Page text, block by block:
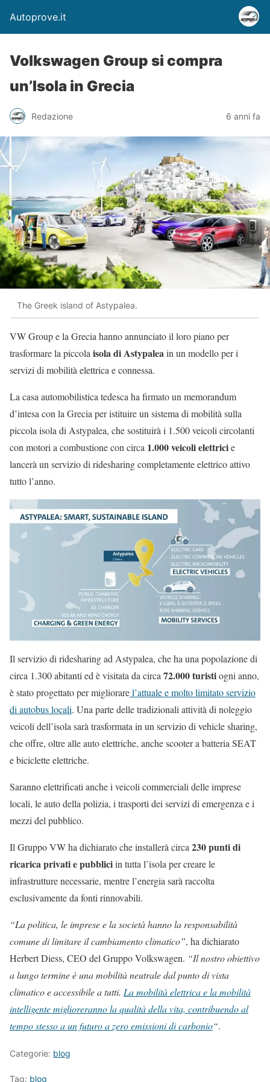
Autoprove.it
Volkswagen Group si compra
un’Isola in Grecia
Redazione 6 anni fa
The Greek island of Astypalea.
VW Group e la Grecia hanno annunciato il loro piano per
trasformare la piccolaisola di Astypaleain un modello per i
servizi di mobilità elettrica e connessa.
La casa automobilistica tedesca ha firmato un memorandum
d’intesa con la Grecia per istituire un sistema di mobilità sulla
piccola isola di Astypalea, che sostituirà i 1.500 veicoli circolanti
con motori a combustione con circa 1.000 veicoli elettricie
lancerà un servizio di ridesharing completamente elettrico attivo
tutto l’anno.
Il servizio di ridesharing ad Astypalea, che ha una popolazione di
circa 1.300 abitanti ed è visitata da circa72.000 turistiogni anno,
è stato progettato per migliorarel’attuale e molto limitato servizio
di autobus locali. Una parte delle tradizionali attività di noleggio
veicoli dell’isola sarà trasformata in un servizio di vehicle sharing,
che offre, oltre alle auto elettriche, anche scooter a batteria SEAT
e biciclette elettriche.
Saranno elettrificati anche i veicoli commerciali delle imprese
locali, le auto della polizia, i trasporti dei servizi di emergenza e i
mezzi del pubblico.
Il Gruppo VW ha dichiarato che installerà circa230 punti di
ricarica privati e pubbliciin tutta l’isola per creare le
infrastrutture necessarie, mentre l’energia sarà raccolta
esclusivamente da fonti rinnovabili.
“La politica, le imprese e la società hanno la responsabilità
comune di limitare il cambiamento climatico”, ha dichiarato
Herbert Diess, CEO del Gruppo Volkswagen. “Il nostro obiettivo
a lungo termine è una mobilità neutrale dal punto di vista
climatico e accessibile a tutti. La mobilità elettrica e la mobilità
intelligente miglioreranno la qualità della vita, contribuendo al
tempo stesso a un futuro a zero emissioni di carbonio“.
Categorie: blog
Tag: blog